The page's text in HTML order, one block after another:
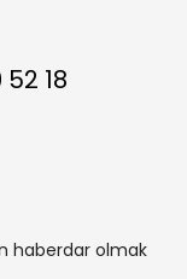
18
haberdar olmak